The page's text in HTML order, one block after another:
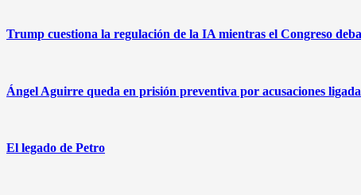
Trump cuestiona la regulación de la IA mientras el Congreso
Ángel Aguirre queda en prisión preventiva por acusaciones
El legado de Petro